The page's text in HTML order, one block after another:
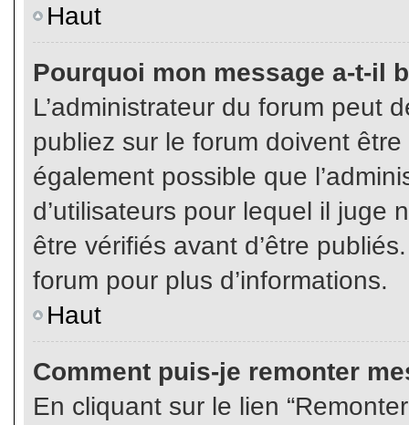
Haut
Pourquoi mon message a-t-il
L’administrateur du forum peut
publiez sur le forum doivent
également possible que
d’utilisateurs pour lequel il juge
être vérifiés avant d’être
forum pour plus d’informations.
Haut
Comment puis-je remonter
En cliquant sur le lien